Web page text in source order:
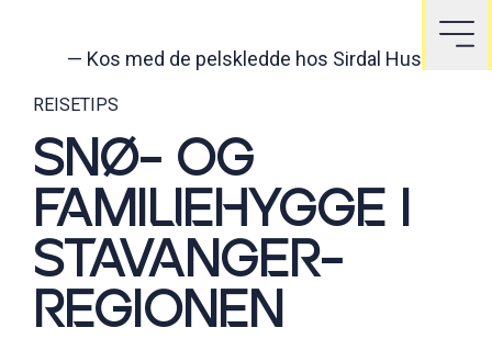
— Kos med de pelskledde hos Sirdal Huskyfarm
REISETIPS
SNØ- OG
FAMILIEHYGGE I
STAVANGER-
REGIONEN